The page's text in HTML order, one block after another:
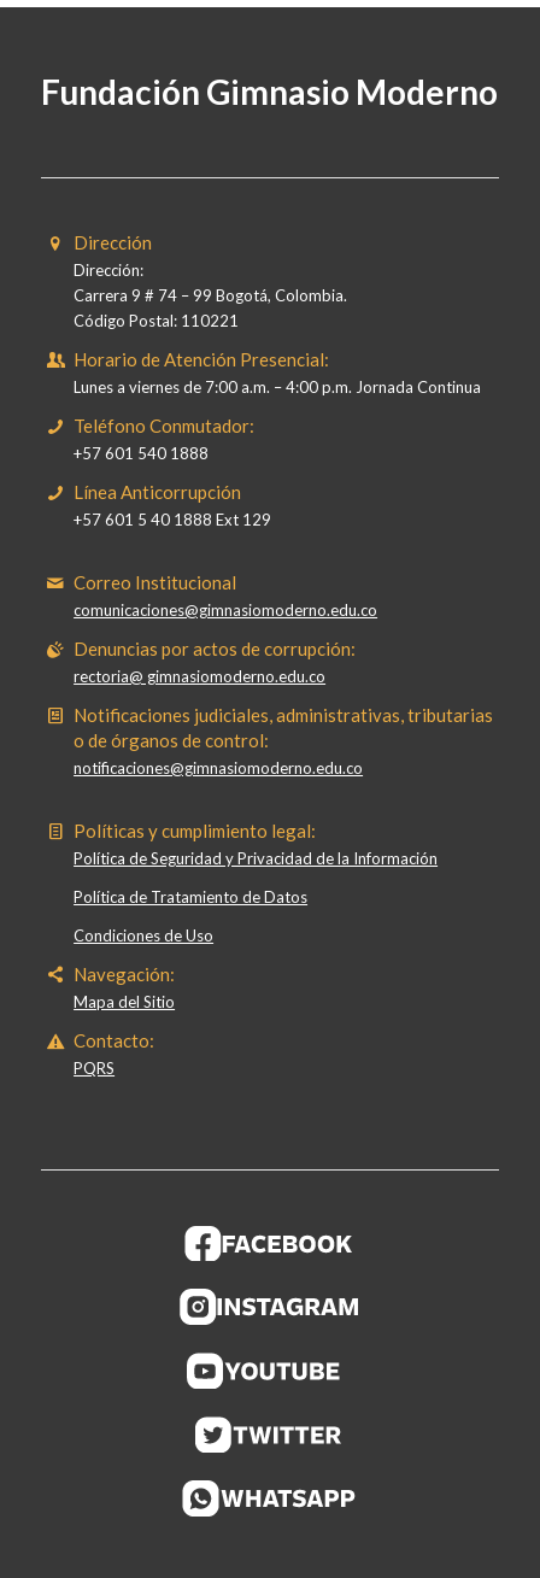
Fundación Gimnasio Moderno
Dirección
Dirección:
Carrera 9 # 74 – 99 Bogotá, Colombia.
Código Postal: 110221
Horario de Atención Presencial:
Lunes a viernes de 7:00 a.m. – 4:00 p.m. Jornada Continua
Teléfono Conmutador:
+57 601 540 1888
Línea Anticorrupción
+57 601 5 40 1888 Ext 129
Correo Institucional
comunicaciones@gimnasiomoderno.edu.co
Denuncias por actos de corrupción:
rectoria@ gimnasiomoderno.edu.co
Notificaciones judiciales, administrativas, tributarias
o de órganos de control:
notificaciones@gimnasiomoderno.edu.co
Políticas y cumplimiento legal:
Política de Seguridad y Privacidad de la Información
Política de Tratamiento de Datos
Condiciones de Uso
Navegación:
Mapa del Sitio
Contacto:
PQRS